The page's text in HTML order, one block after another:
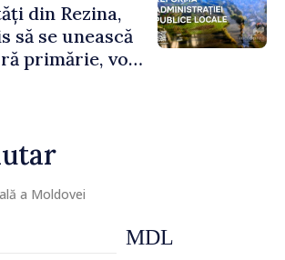
din Rezina,
să se unească
primărie, vor
a Moldovei
MDL